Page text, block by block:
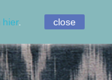
hier. close